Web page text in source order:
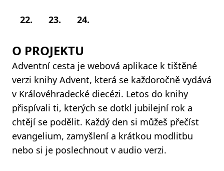
22. 23. 24.
O PROJEKTU
Adventní cesta je webová aplikace k tištěné
verzi knihy Advent, která se každoročně vydává
v Královéhradecké diecézi. Letos do knihy
přispívali ti, kterých se dotkl jubilejní rok a
chtějí se podělit. Každý den si můžeš přečíst
evangelium, zamyšlení a krátkou modlitbu
nebo si je poslechnout v audio verzi.